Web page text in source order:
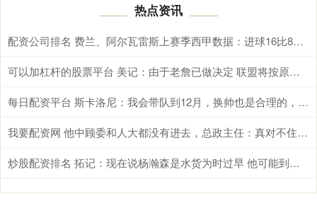
热点资讯
配资公司排名 费兰、阿尔瓦雷斯上赛季西甲数据：进球16比8、创造机会21比43
可以加杠杆的股票平台 美记：由于老詹已做决定 联盟将按原计划于8月中旬公布新赛季赛程
每日配资平台 斯卡洛尼：我会带队到12月，换帅也是合理的，到时我会和主席谈谈
我要配资网 他中顾委和人大都没有进去，总政主任：真对不住！他只能尴尬一笑
炒股配资排名 拓记：现在说杨瀚森是水货为时过早 他可能到第三年才会兑现天赋